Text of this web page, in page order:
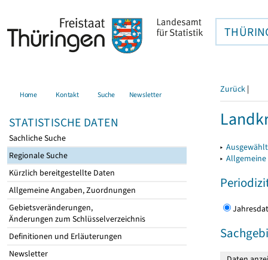
Home Kontakt Suche Newsletter
STATISTISCHE DATEN
Sachliche Suche
Regionale Suche
Kürzlich bereitgestellte Daten
Allgemeine Angaben, Zuordnungen
Gebietsveränderungen,
Änderungen zum Schlüsselverzeichnis
Definitionen und Erläuterungen
Newsletter
Zurück |
▸
▸